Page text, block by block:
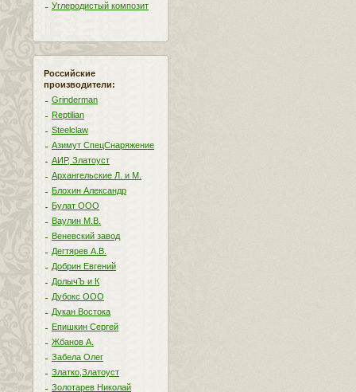
Углеродистый композит
Российские
производители:
Grinderman
Reptilian
Steelclaw
Азимут СпецСнаряжение
АИР, Златоуст
Архангельские Л. и М.
Блохин Александр
Булат ООО
Ваулин М.В.
Веневский завод
Дегтярев А.В.
Добрин Евгений
ДолычЪ и К
Дубокс ООО
Дукан Востока
Епишкин Сергей
Жбанов А.
Забела Олег
Златко,Златоуст
Золотарев Николай